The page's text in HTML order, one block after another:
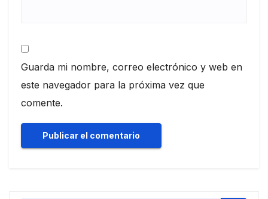
Guarda mi nombre, correo electrónico y web en
este navegador para la próxima vez que
comente.